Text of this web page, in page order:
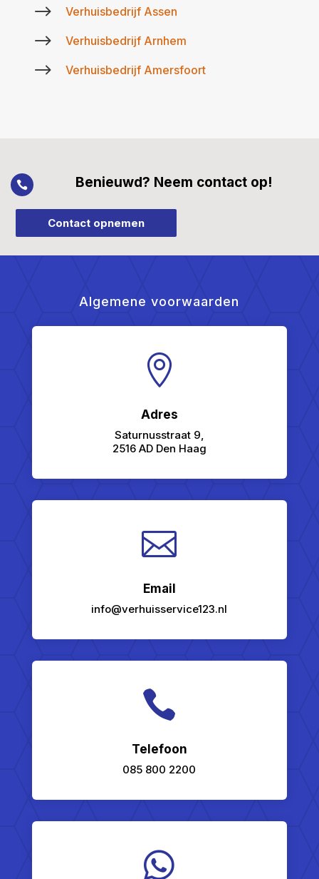
$ Verhuisbedrijf Assen
$ Verhuisbedrijf Arnhem
$ Verhuisbedrijf Amersfoort
 Benieuwd? Neem contact op!
Contact opnemen
Algemene voorwaarden

Adres
Saturnusstraat 9,
2516 AD Den Haag

Email
info@verhuisservice123.nl

Telefoon
085 800 2200
